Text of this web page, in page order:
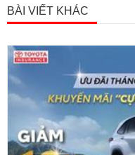
BÀI VIẾT KHÁC